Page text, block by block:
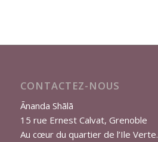
CONTACTEZ-NOUS
Ānanda Shālā
15 rue Ernest Calvat, Grenoble
Au cœur du quartier de l’Ile Verte.